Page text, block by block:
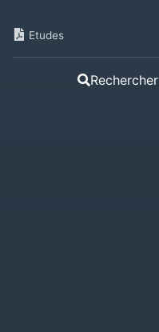
Etudes
Rechercher